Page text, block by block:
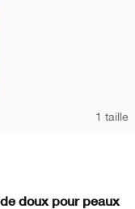
1 taille
doux pour peaux